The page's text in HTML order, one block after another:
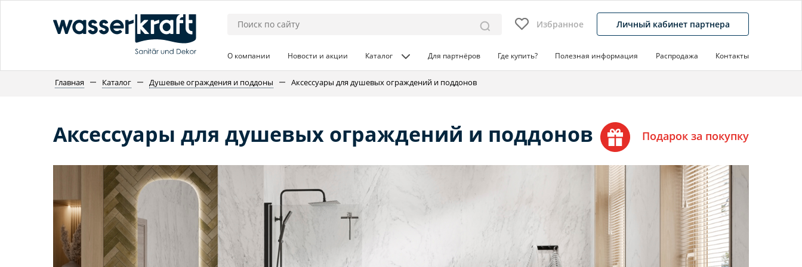
Избранное Личный кабинет партнера
О компании Новости и акции Каталог Для партнёров Где купить? Полезная информация Распродажа Контакты
Главная Каталог Душевые ограждения и поддоны Аксессуары для душевых ограждений и поддонов
Аксессуары для душевых ограждений и поддонов Подарок за покупку